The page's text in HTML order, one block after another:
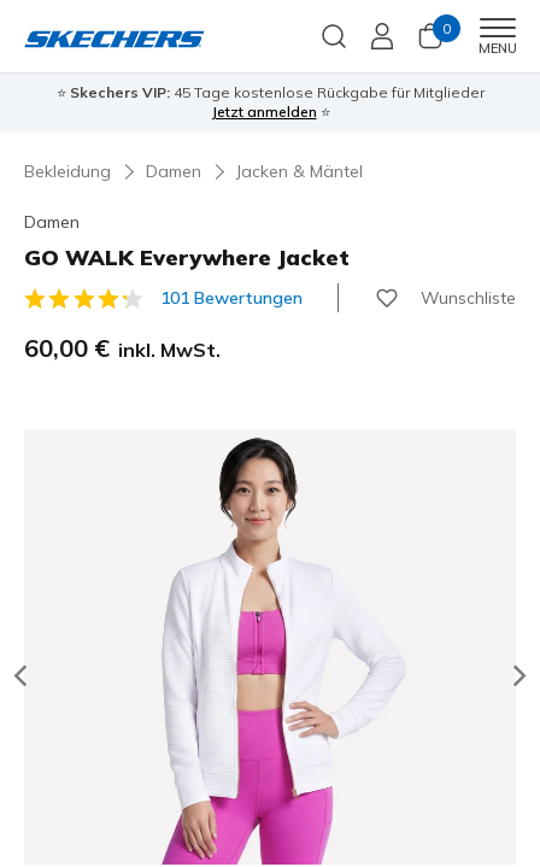
0
MENU
⭐ Skechers VIP:45 Tage kostenlose Rückgabe für Mitglieder
Jetzt anmelden ⭐
Bekleidung Damen Jacken & Mäntel
Damen
GO WALK Everywhere Jacket
4,1 von 5 Kundenbewertungen
101 Bewertungen Wunschliste
60,00 € inkl. MwSt.